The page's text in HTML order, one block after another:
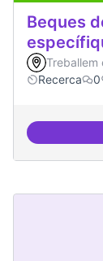
Beques
Treballem
Recerca
0